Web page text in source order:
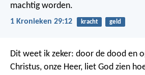
machtig worden.
1 Kronieken 29:12 kracht geld
Dit weet ik zeker: door de dood en
Christus, onze Heer, liet God zien